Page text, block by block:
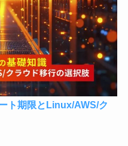
ト期限とLinux/AWS/ク